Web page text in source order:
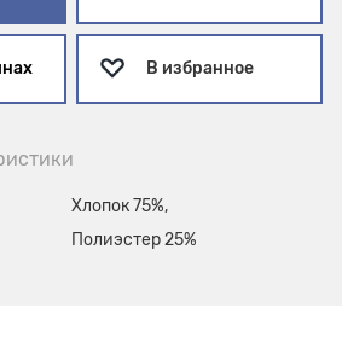
В избранное
Хлопок 75%,
Полиэстер 25%